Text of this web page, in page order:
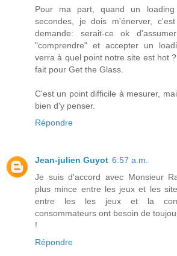
Pour ma part, quand un
secondes, je dois m'énerver,
demande: serait-ce ok
"comprendre" et accepter un
verra à quel point notre site est hot
fait pour Get the Glass.
C'est un point difficile à mesurer,
bien d'y penser.
Répondre
Jean-julien Guyot 6:57 a.m.
Je suis d'accord avec Monsieur
plus mince entre les jeux et les
entre les les jeux et la
consommateurs ont besoin de
!
Répondre